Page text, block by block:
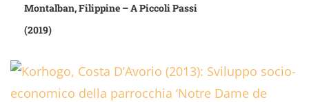
Montalban, Filippine – A Piccoli Passi
(2019)